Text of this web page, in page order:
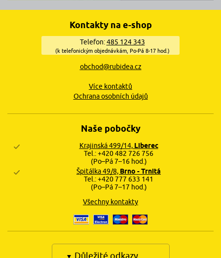
Kontakty na e-shop
Telefon:485 124 343
(k telefonickým objednávkám, Po-Pá 8-17 hod.)
obchod@rubidea.cz
Více kontaktů
Ochrana osobních údajů
Naše pobočky
Krajinská 499/14, Liberec
Tel.: +420 482 726 756
(Po–Pá 7–16 hod.)
Špitálka 49/8, Brno - Trnitá
Tel.: +420 777 633 141
(Po–Pá 7–17 hod.)
Všechny kontakty
Důležité odkazy